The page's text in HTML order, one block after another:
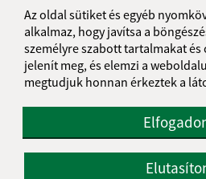
Az oldal sütiket és egyéb
alkalmaz, hogy javítsa a
személyre szabott tartalmakat
jelenít meg, és elemzi a
megtudjuk honnan érkeztek a
IČO: